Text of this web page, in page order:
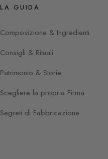
LA GUIDA
Composizione & Ingredienti
Consigli & Rituali
Patrimonio & Storie
Scegliere la propria Firma
Segreti di Fabbricazione